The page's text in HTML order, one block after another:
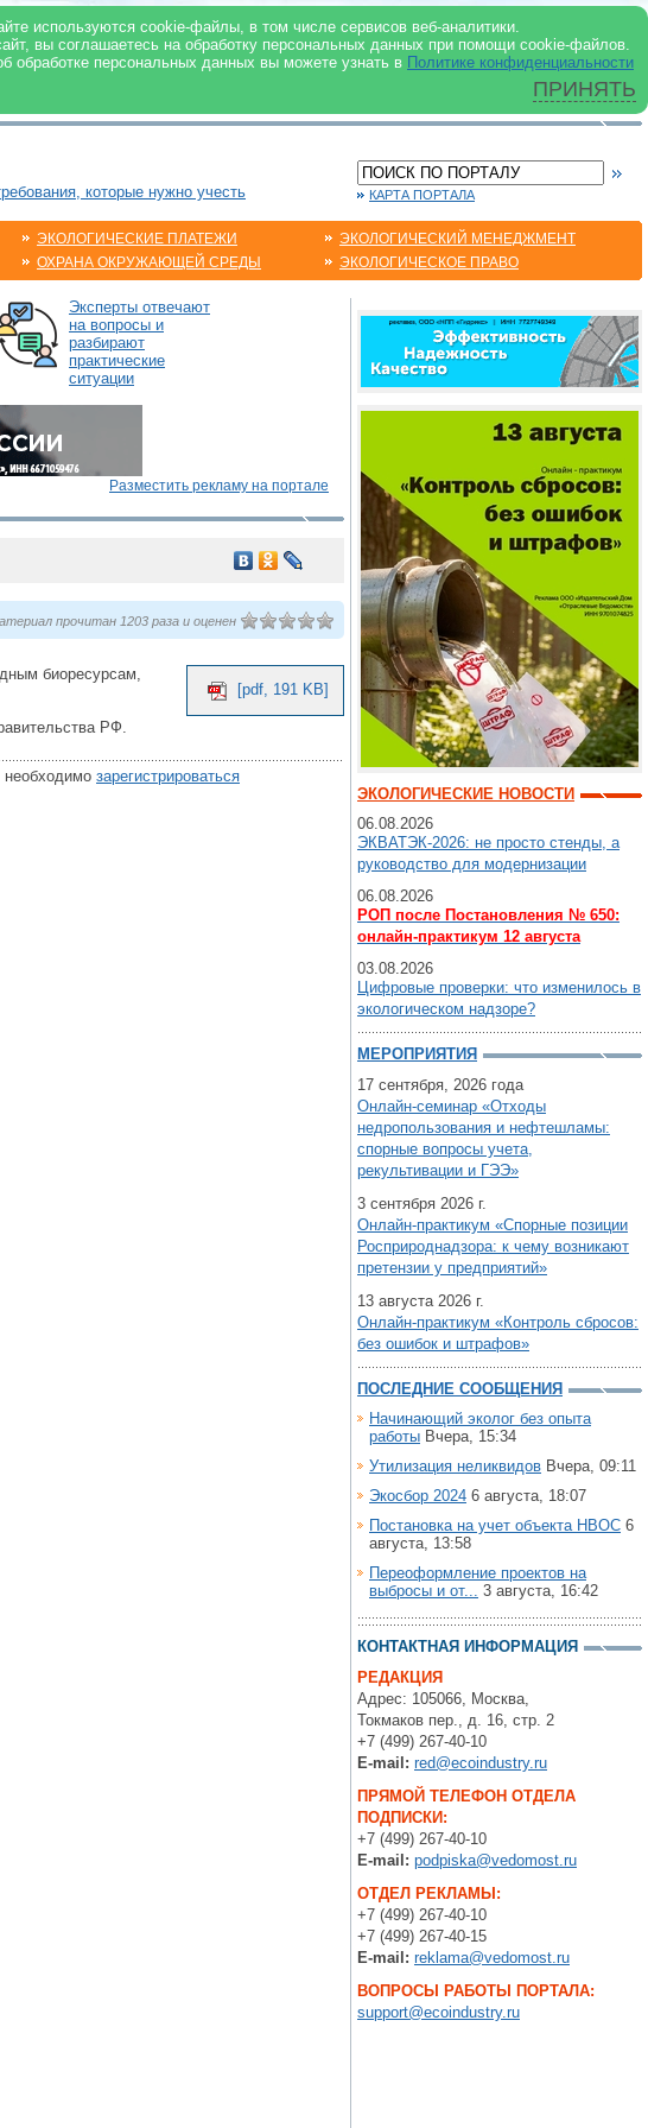
используются cookie-файлы, в том числе сервисов веб-аналитики.
вы соглашаетесь на обработку персональных данных при помощи cookie-файлов.
обработке персональных данных вы можете узнать в Политике конфиденциальности
ПРИНЯТЬ
В ЖУРНАЛЕ В ИНТЕРНЕТ
которые нужно учесть КАРТА ПОРТАЛА
ЭКОЛОГИЧЕСКИЕ ПЛАТЕЖИ
ОХРАНА ОКРУЖАЮЩЕЙ СРЕДЫ
ЭКОЛОГИЧЕСКИЙ МЕНЕДЖМЕНТ
ЭКОЛОГИЧЕСКОЕ ПРАВО
Эксперты отвечают
на вопросы и
разбирают
практические
ситуации
Разместить рекламу на портале
прочитан 1203 раза и оценен
[pdf, 191 KB]
биоресурсам,
РФ.
зарегистрироваться
ЭКОЛОГИЧЕСКИЕ НОВОСТИ
06.08.2026
ЭКВАТЭК-2026: не просто стенды, а
руководство для модернизации
06.08.2026
РОП после Постановления № 650:
онлайн-практикум 12 августа
03.08.2026
Цифровые проверки: что изменилось в
экологическом надзоре?
МЕРОПРИЯТИЯ
17 сентября, 2026 года
Онлайн-семинар «Отходы
недропользования и нефтешламы:
спорные вопросы учета,
рекультивации и ГЭЭ»
3 сентября 2026 г.
Онлайн-практикум «Спорные позиции
Росприроднадзора: к чему возникают
претензии у предприятий»
13 августа 2026 г.
Онлайн-практикум «Контроль сбросов:
без ошибок и штрафов»
ПОСЛЕДНИЕ СООБЩЕНИЯ
Начинающий эколог без опыта
работы Вчера, 15:34
Утилизация неликвидов Вчера, 09:11
Экосбор 2024 6 августа, 18:07
Постановка на учет объекта НВОС 6
августа, 13:58
Переоформление проектов на
выбросы и от... 3 августа, 16:42
КОНТАКТНАЯ ИНФОРМАЦИЯ
РЕДАКЦИЯ
Адрес: 105066, Москва,
Токмаков пер., д. 16, стр. 2
+7 (499) 267-40-10
E-mail: red@ecoindustry.ru
ПРЯМОЙ ТЕЛЕФОН ОТДЕЛА
ПОДПИСКИ:
+7 (499) 267-40-10
E-mail: podpiska@vedomost.ru
ОТДЕЛ РЕКЛАМЫ:
+7 (499) 267-40-10
+7 (499) 267-40-15
E-mail: reklama@vedomost.ru
ВОПРОСЫ РАБОТЫ ПОРТАЛА:
support@ecoindustry.ru